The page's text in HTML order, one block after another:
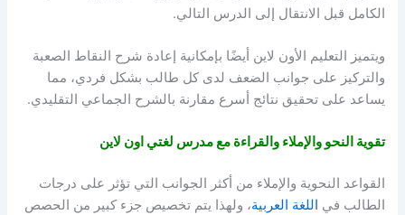
الكامل قبل الانتقال إلى الدرس التالي.
ويتميز التعليم الأون لاين أيضًا بإمكانية إعادة شرح النقاط الصعبة
والتركيز على جوانب الضعف لدى كل طالب بشكل فردي، مما
يساعد على تحقيق نتائج أسرع مقارنة بالشرح الجماعي التقليدي.
تقوية النحو والإملاء والقراءة مع مدرس لغتي اون لاين
القواعد النحوية والإملاء من أكثر الجوانب التي تؤثر على درجات
الطالب في اللغة العربية، ولهذا يتم تخصيص جزء كبير من الحصص